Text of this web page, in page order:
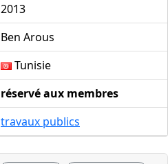
2013
Ben Arous
Tunisie
réservé aux membres
travaux publics